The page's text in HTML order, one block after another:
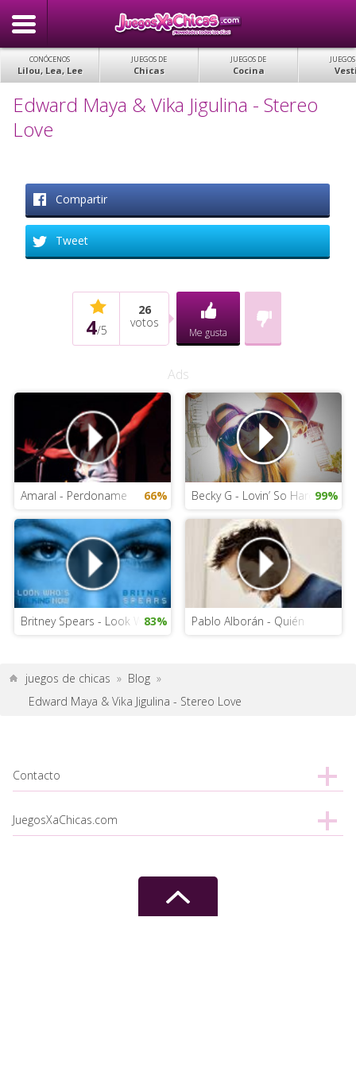
CONÓCENOS
Lilou, Lea, Lee
JUEGOS DE
Chicas
JUEGOS DE
Cocina
Edward Maya & Vika Jigulina - Stereo
Love
Compartir
Tweet
4/5
26
votos
Me gusta
Ads
Amaral - Perdoname 66% Becky G - Lovin’ So Hard 99%
Britney Spears - Look Who’s Talking Now
83% Pablo Alborán - Quién
juegos de chicas » Blog »
Edward Maya & Vika Jigulina - Stereo Love
Contacto
JuegosXaChicas.com